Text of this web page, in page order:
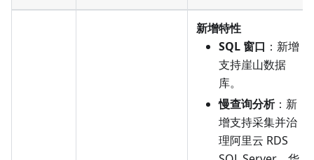
新增特性
SQL 窗口 ：新增
支持崖山数据
库。
慢查询分析：新
增支持采集并治
理阿里云 RDS